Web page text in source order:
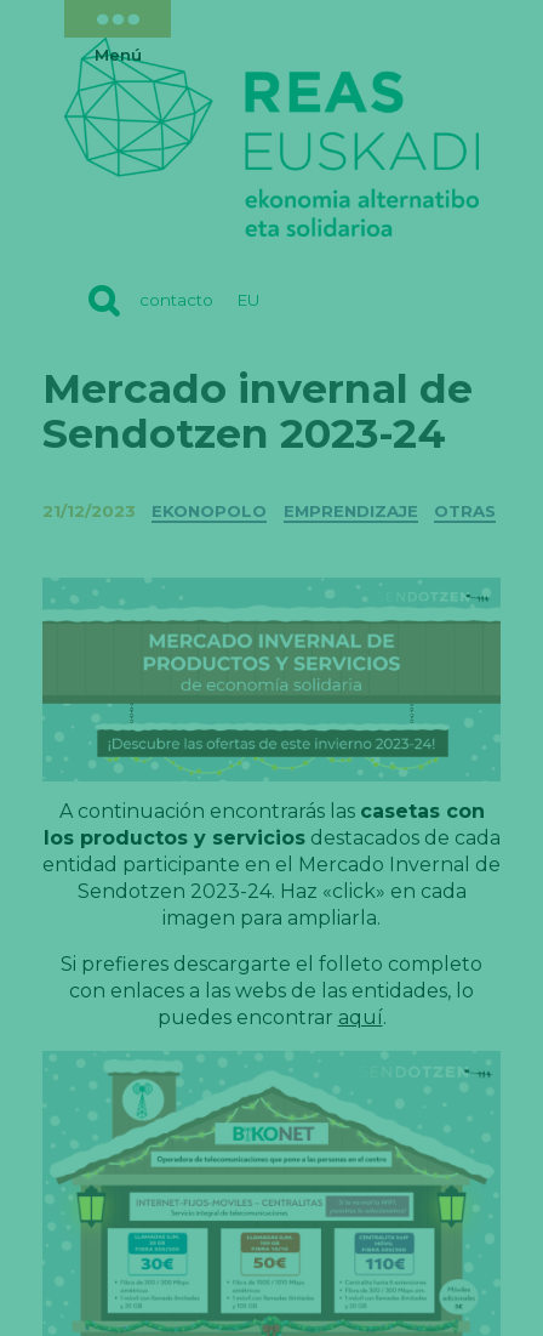
contacto EU
Menú
Mercado invernal de
Sendotzen 2023-24
21/12/2023 Categorías
EKONOPOLO EMPRENDIZAJE OTRAS
A continuación encontrarás las casetas con
los productos y serviciosdestacados de cada
entidad participante en el Mercado Invernal de
Sendotzen 2023-24. Haz «click» en cada
imagen para ampliarla.
Si prefieres descargarte el folleto completo
con enlaces a las webs de las entidades, lo
puedes encontrar aquí.